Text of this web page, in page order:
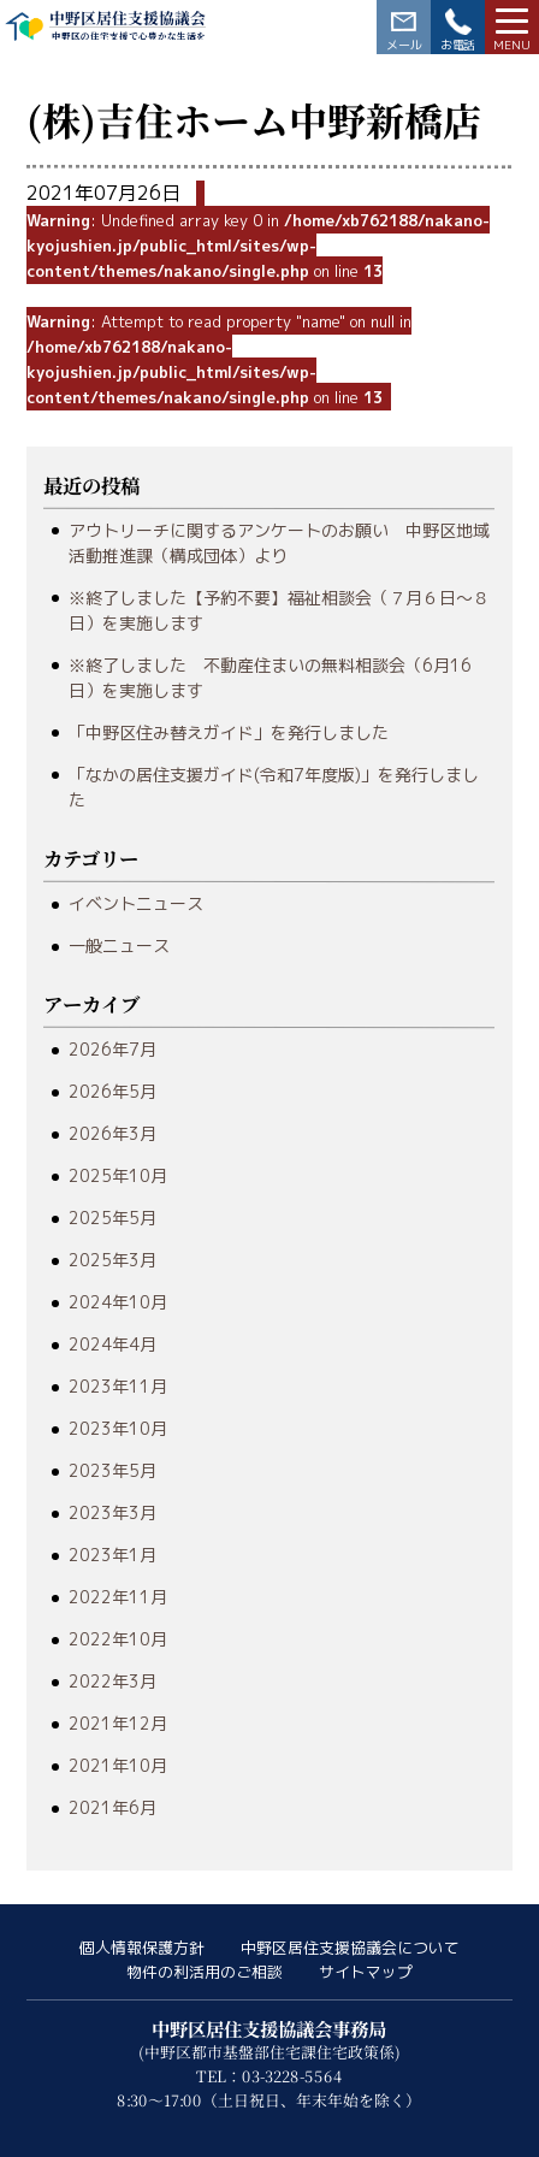
中野区居住支援協議会
中野区の住宅支援で心豊かな生活を
(株)吉住ホーム中野新橋店
2021年07月26日
Warning: Undefined array key 0 in /home/xb762188/nakano-
kyojushien.jp/public_html/sites/wp-
content/themes/nakano/single.php on line 13
Warning: Attempt to read property "name" on null in
/home/xb762188/nakano-
kyojushien.jp/public_html/sites/wp-
content/themes/nakano/single.php on line 13
最近の投稿
アウトリーチに関するアンケートのお願い 中野区地域
活動推進課（構成団体）より
※終了しました【予約不要】福祉相談会（７月６日～８
日）を実施します
※終了しました 不動産住まいの無料相談会（6月16
日）を実施します
「中野区住み替えガイド」を発行しました
「なかの居住支援ガイド(令和7年度版)」を発行しまし
た
カテゴリー
イベントニュース
一般ニュース
アーカイブ
2026年7月
2026年5月
2026年3月
2025年10月
2025年5月
2025年3月
2024年10月
2024年4月
2023年11月
2023年10月
2023年5月
2023年3月
2023年1月
2022年11月
2022年10月
2022年3月
2021年12月
2021年10月
2021年6月
個人情報保護方針
中野区居住支援協議会について
物件の利活用のご相談
サイトマップ
中野区居住支援協議会事務局
(中野区都市基盤部住宅課住宅政策係)
TEL：03-3228-5564
8:30～17:00（土日祝日、年末年始を除く）